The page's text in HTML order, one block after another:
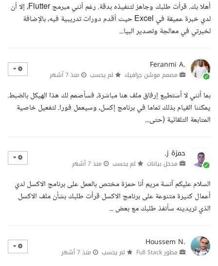
أهلا بك. قرأت طلبك وجاهز لتنفيذه بدقة. رغم أنني مبرمج Flutter، إلا أن
لدي خبرة عميقة في Excel حيث أقدم دورات تدريبية فيه، بالإضافة
لخبرتي في معالجة وتصدير البيا...
Feranmi A.
مصمم موشن جرافيك لم يحسب منذ 7 أشهر
بما أنني لا أستطيع إرفاق ملف هنا مباشرة، فسأصمم لك هذا الهيكل بالضبط.
يمكننا القيام بذلك تماما في برنامج إكسل، وسيعمل فورا. لتفعيل خاصية
المتابعة التلقائية (حتى...
حمزة ز.
مدخل بيانات لم يحسب منذ 7 أشهر
السلام عليكم آنسة مريم أنا حمزة مختص بالعمل على برنامج الاكسل لدي
أعمال كثيرة متنوعة على برنامج الاكسل قرأت طلبك بشأن ملف الاكسل
الذي تريدينه سأنفذ طلبك مع بعض ...
Houssem N.
مطور Full Stack لم يحسب منذ 7 أشهر